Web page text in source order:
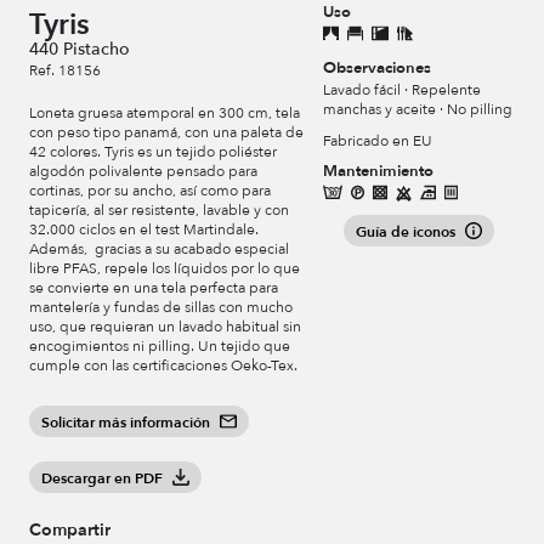
Tyris
440 Pistacho
Ref. 18156
Loneta gruesa atemporal en 300 cm, tela
con peso tipo panamá, con una paleta de
42 colores. Tyris es un tejido poliéster
algodón polivalente pensado para
cortinas, por su ancho, así como para
tapicería, al ser resistente, lavable y con
32.000 ciclos en el test Martindale.
Además, gracias a su acabado especial
libre PFAS, repele los líquidos por lo que
se convierte en una tela perfecta para
mantelería y fundas de sillas con mucho
uso, que requieran un lavado habitual sin
encogimientos ni pilling. Un tejido que
cumple con las certificaciones Oeko-Tex.
Solicitar más información
Descargar en PDF
Compartir
Uso
Observaciones
Lavado fácil · Repelente
manchas y aceite · No pilling
Fabricado en EU
Mantenimiento
Guía de iconos